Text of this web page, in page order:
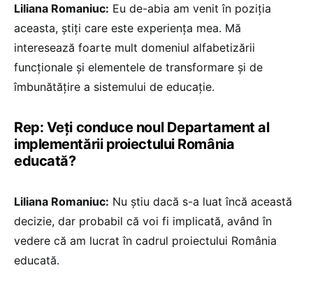
Liliana Romaniuc: Eu de-abia am venit în poziția
aceasta, știți care este experiența mea. Mă
interesează foarte mult domeniul alfabetizării
funcționale și elementele de transformare și de
îmbunătățire a sistemului de educație.
Rep: Veți conduce noul Departament al
implementării proiectului România
educată?
Liliana Romaniuc: Nu știu dacă s-a luat încă această
decizie, dar probabil că voi fi implicată, având în
vedere că am lucrat în cadrul proiectului România
educată.